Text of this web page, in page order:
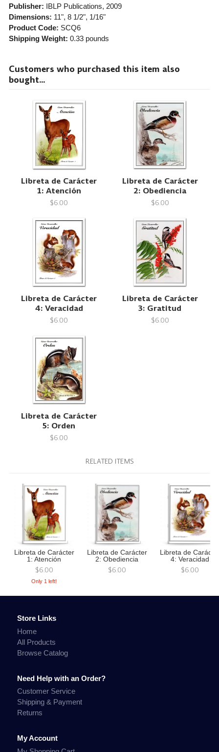
Publisher: IBLP Publications, 2009
Dimensions: 11", 8 1/2", 1/16"
Product Code: SCQ6
Shipping Weight: 0.33pounds
Customers who purchased this item also
bought...
Libreta de Carácter
1: Atención
$6.00
Libreta de Carácter
2: Obediencia
$6.00
Libreta de Carácter
4: Veracidad
$6.00
Libreta de Carácter
3: Gratitud
$6.00
Libreta de Carácter
5: Orden
$6.00
RELATED ITEMS
Libreta de Carácter
1: Atención
$6.00
Only 1 left!
Libreta de Carácter
2: Obediencia
$6.00
Libreta de
4: Veracidad
$6.00
Store Links
Home
All Products
Browse Catalog
Need Help with an Order?
Customer Service
Shipping & Payment
Returns
My Account